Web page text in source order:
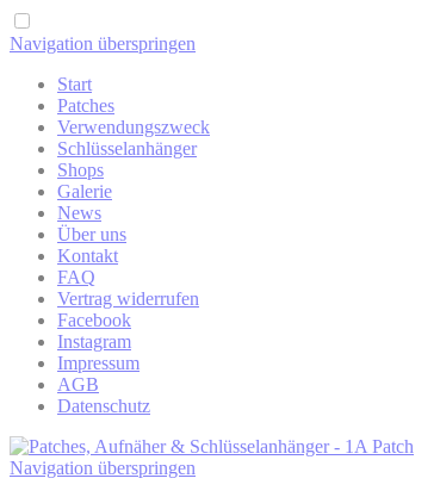
Navigation überspringen
Start
Patches
Verwendungszweck
Schlüsselanhänger
Shops
Galerie
News
Über uns
Kontakt
FAQ
Vertrag widerrufen
Facebook
Instagram
Impressum
AGB
Datenschutz
Navigation überspringen